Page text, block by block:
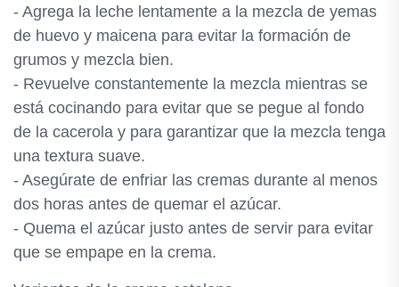
- Agrega la leche lentamente a la mezcla de yemas
de huevo y maicena para evitar la formación de
grumos y mezcla bien.
- Revuelve constantemente la mezcla mientras se
está cocinando para evitar que se pegue al fondo
de la cacerola y para garantizar que la mezcla tenga
una textura suave.
- Asegúrate de enfriar las cremas durante al menos
dos horas antes de quemar el azúcar.
- Quema el azúcar justo antes de servir para evitar
que se empape en la crema.